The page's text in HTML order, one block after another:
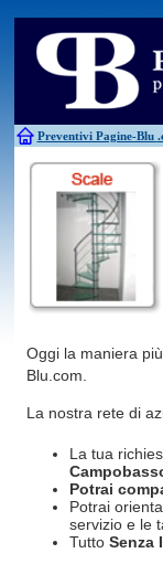
Preventivi Pagine-Blu
Antifurti
Allarme
Bagni chimici
Caldaie
Canne fumarie
Oggi la maniera
Blu.com.
La nostra rete di
La tua
Potrai
Potrai
servizio e le
Tutto Senza